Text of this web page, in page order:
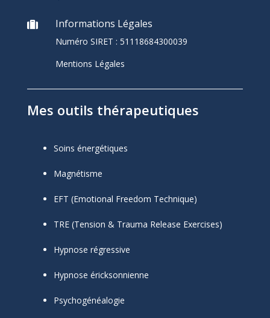
 Informations Légales
Numéro SIRET : 51118684300039
Mentions Légales
Mes outils thérapeutiques
Soins énergétiques
Magnétisme
EFT (Emotional Freedom Technique)
TRE (Tension & Trauma Release Exercises)
Hypnose régressive
Hypnose éricksonnienne
Psychogénéalogie